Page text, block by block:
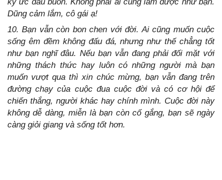
Dũng cảm lắm, cô gái ạ!
10. Bạn vẫn còn bon chen với đời. Ai cũng muốn cuộc
sống êm đềm không đấu đá, nhưng như thế chẳng tốt
như bạn nghĩ đâu. Nếu bạn vẫn đang phải đối mặt với
những thách thức hay luôn có những người mà bạn
muốn vượt qua thì xin chúc mừng, bạn vẫn đang trên
đường chạy của cuộc đua cuộc đời và có cơ hội để
chiến thắng, người khác hay chính mình. Cuộc đời này
không dễ dàng, miễn là bạn còn cố gắng, bạn sẽ ngày
càng giỏi giang và sống tốt hơn.